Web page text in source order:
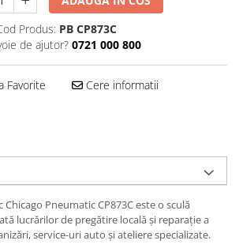
Produs: PB CP873C
de ajutor? 0721 000 800
Favorite Cere informatii
Pneumatic CP873C este o sculă
lucrărilor de pregătire locală și reparație a
service-uri auto și ateliere specializate.